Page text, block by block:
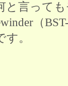
言って
（
。